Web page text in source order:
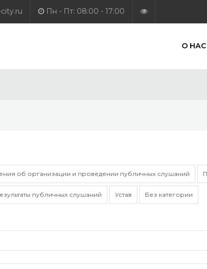
Пн - Пт: 08:00 - 17:00
О НАС
об организации и проведении публичных слушаний
публичных слушаний Устав Без категории